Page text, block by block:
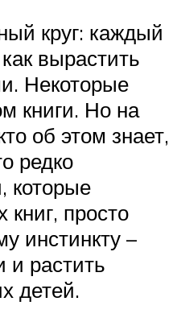
круг: каждый
вырастить
Некоторые
книги. Но на
об этом знает,
редко
которые
книг, просто
инстинкту –
и растить
детей.